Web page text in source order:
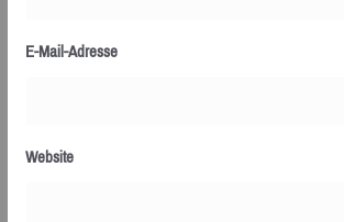
E-Mail-Adresse
Website